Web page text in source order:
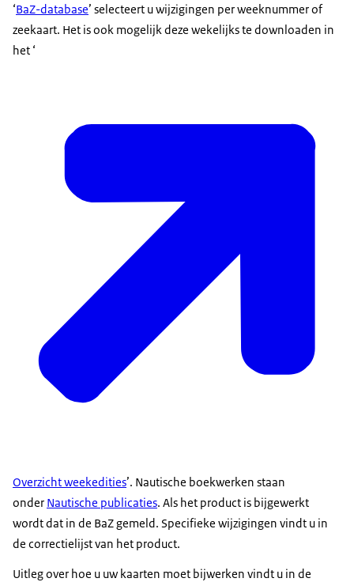
‘BaZ-database’ selecteert u wijzigingen per weeknummer of
zeekaart. Het is ook mogelijk deze wekelijks te downloaden in
het ‘
Overzicht weekedities’. Nautische boekwerken staan
onder Nautische publicaties. Als het product is bijgewerkt
wordt dat in de BaZ gemeld. Specifieke wijzigingen vindt u in
de correctielijst van het product.
Uitleg over hoe u uw kaarten moet bijwerken vindt u in de